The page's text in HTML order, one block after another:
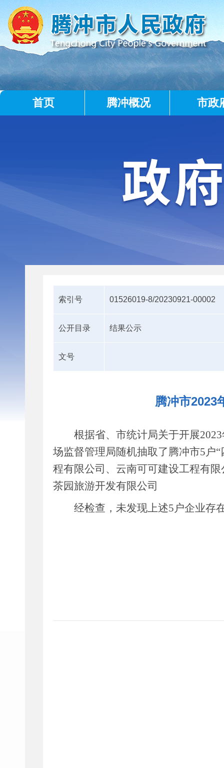
首页 腾冲概况 市政
索引号 01526019-8/20230921-00002
公开目录 结果公示
文号
腾冲市2023
根据省、市统计局关于开展2023
场监督管理局随机抽取了腾冲市5户“
程有限公司、云南可可建设工程有
茶园旅游开发有限公司
经检查，未发现上述5户企业存